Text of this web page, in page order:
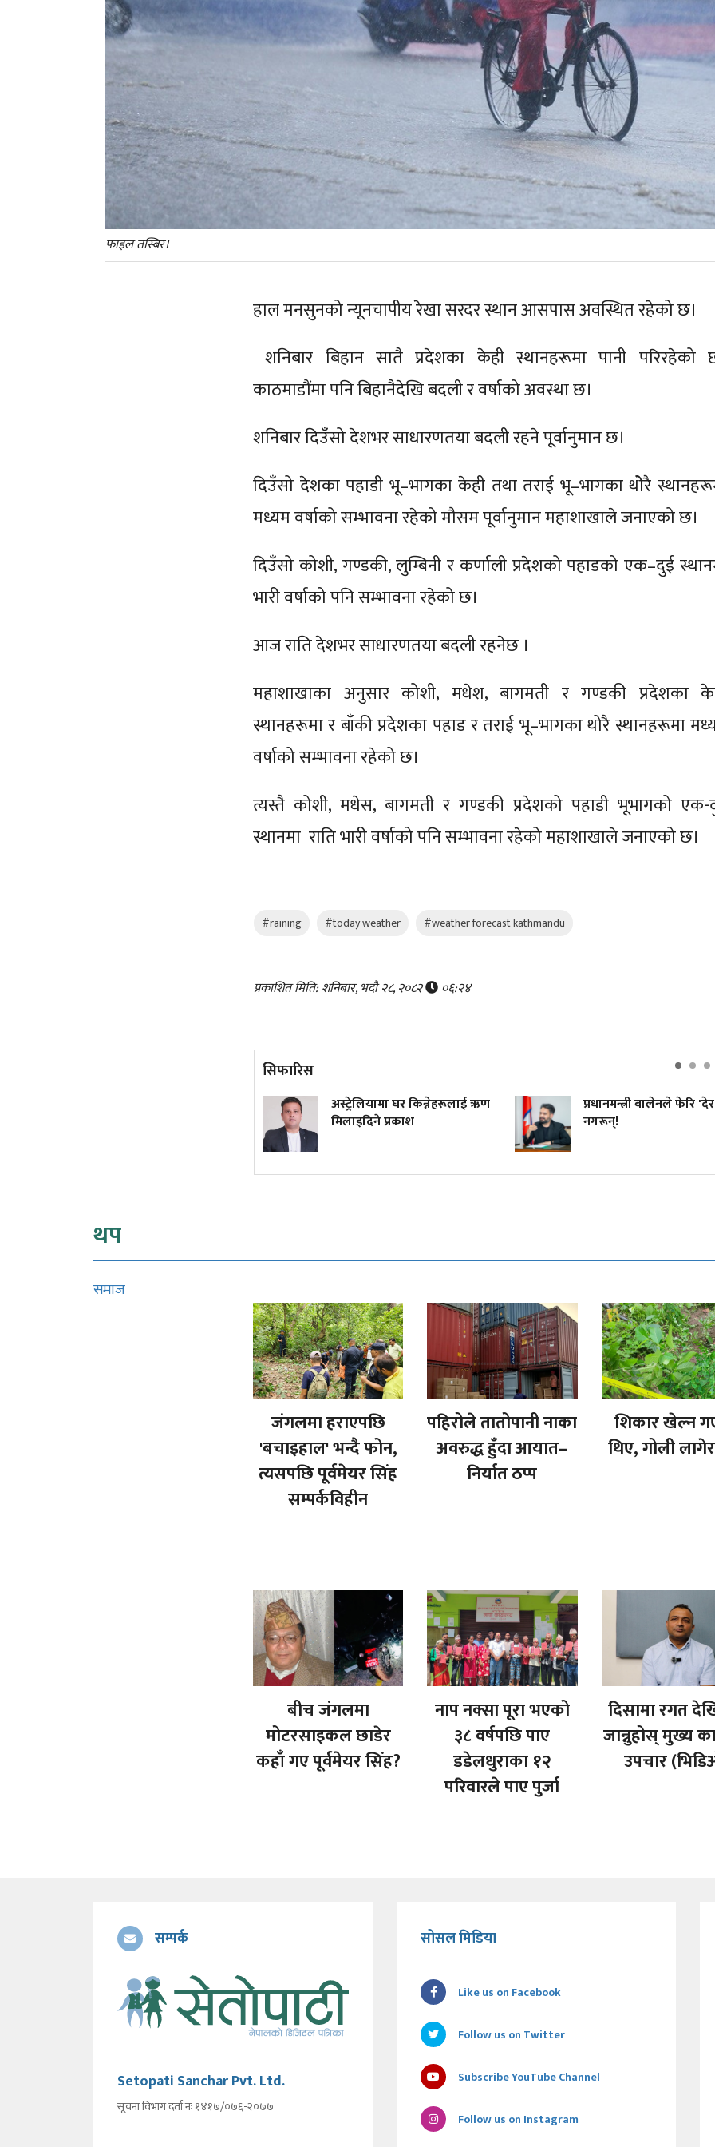
फाइल तस्बिर।
हाल मनसुनको न्यूनचापीय रेखा सरदर स्थान आसपास अवस्थित रहेको छ।
शनिबार बिहान सातै प्रदेशका केही स्थानहरूमा पानी परिरहेको
काठमाडौंमा पनि बिहानैदेखि बदली र वर्षाको अवस्था छ।
शनिबार दिउँसो देशभर साधारणतया बदली रहने पूर्वानुमान छ।
दिउँसो देशका पहाडी भू–भागका केही तथा तराई भू–भागका थोेरै
मध्यम वर्षाको सम्भावना रहेको मौसम पूर्वानुमान महाशाखाले जनाएको छ।
दिउँसो कोशी, गण्डकी, लुम्बिनी र कर्णाली प्रदेशको पहाडको एक–दुई
भारी वर्षाको पनि सम्भावना रहेको छ।
आज राति देशभर साधारणतया बदली रहनेछ ।
महाशाखाका अनुसार कोशी, मधेश, बागमती र गण्डकी प्रदेशका
स्थानहरूमा र बाँकी प्रदेशका पहाड र तराई भू–भागका थोरै स्थानहरूमा
वर्षाको सम्भावना रहेको छ।
त्यस्तै कोशी, मधेस, बागमती र गण्डकी प्रदेशको पहाडी भूभागको एक-
स्थानमा राति भारी वर्षाको पनि सम्भावना रहेको महाशाखाले जनाएको छ।
#raining #today weather #weather forecast kathmandu
प्रकाशित मिति: शनिबार, भदौ २८, २०८२ ०६:२४
सिफारिस
अस्ट्रेलियामा घर किन्नेहरूलाई ऋण
मिलाइदिने प्रकाश
प्रधानमन्त्री बालेनले फेरि
नगरून्!
थप
समाज
जंगलमा हराएपछि
'बचाइहाल' भन्दै फोन,
त्यसपछि पूर्वमेयर सिंह
सम्पर्कविहीन
पहिरोले तातोपानी नाका
अवरुद्ध हुँदा आयात–
निर्यात ठप्प
शिकार खेल्न
थिए, गोली
बीच जंगलमा
मोटरसाइकल छाडेर
कहाँ गए पूर्वमेयर सिंह?
नाप नक्सा पूरा भएको
३८ वर्षपछि पाए
डडेलधुराका १२
परिवारले पाए पुर्जा
दिसामा रगत
जान्नुहोस् मुख्य
उपचार
सम्पर्क
Setopati Sanchar Pvt. Ltd.
सूचना विभाग दर्ता नंः १४१७/०७६-२०७७
सोसल मिडिया
Like us on Facebook
Follow us on Twitter
Subscribe YouTube Channel
Follow us on Instagram